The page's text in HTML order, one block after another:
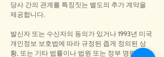
당사 간의 관계를 특징짓는 별도의 추가 계약을
제공합니다.
발신자 또는 수신자의 동의가 있거나 1993년 미국
개인정보 보호법에 따라 규정된 좁게 정의된 상
황, 또는 기타 법률이나 법원 또는 정부 명령에 의